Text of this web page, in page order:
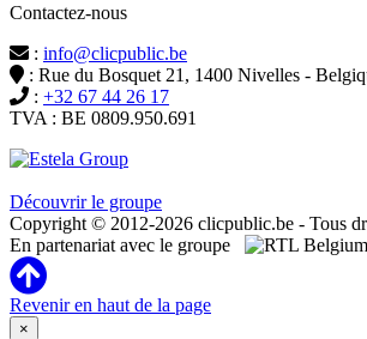
Contactez-nous
: info@clicpublic.be
: Rue du Bosquet 21, 1400 Nivelles -
: +32 67 44 26 17
TVA : BE 0809.950.691
Découvrir le groupe
Copyright © 2012-2026 clicpublic.be - Tous
En partenariat avec le groupe
Revenir en haut de la page
×